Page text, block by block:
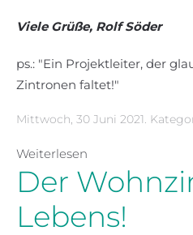
Viele Grüße, Rolf Söder
ps.: "Ein Projektleiter, der
Zintronen faltet!"
Mittwoch, 30 Juni 2021.
Weiterlesen
Der
Lebens!